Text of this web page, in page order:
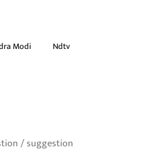
Modi Ndtv